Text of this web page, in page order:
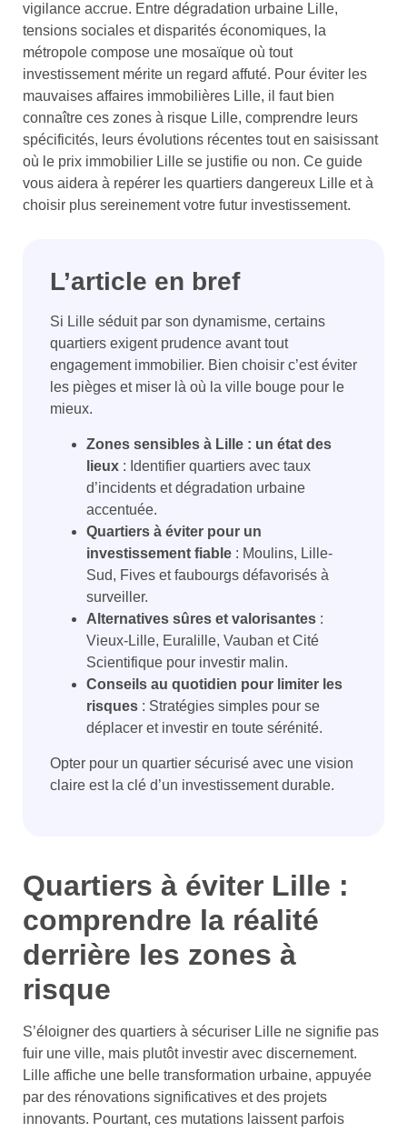
vigilance accrue. Entre dégradation urbaine Lille,
tensions sociales et disparités économiques, la
métropole compose une mosaïque où tout
investissement mérite un regard affuté. Pour éviter les
mauvaises affaires immobilières Lille, il faut bien
connaître ces zones à risque Lille, comprendre leurs
spécificités, leurs évolutions récentes tout en saisissant
où le prix immobilier Lille se justifie ou non. Ce guide
vous aidera à repérer les quartiers dangereux Lille et à
choisir plus sereinement votre futur investissement.
L’article en bref
Si Lille séduit par son dynamisme, certains
quartiers exigent prudence avant tout
engagement immobilier. Bien choisir c’est éviter
les pièges et miser là où la ville bouge pour le
mieux.
Zones sensibles à Lille : un état des
lieux : Identifier quartiers avec taux
d’incidents et dégradation urbaine
accentuée.
Quartiers à éviter pour un
investissement fiable : Moulins, Lille-
Sud, Fives et faubourgs défavorisés à
surveiller.
Alternatives sûres et valorisantes :
Vieux-Lille, Euralille, Vauban et Cité
Scientifique pour investir malin.
Conseils au quotidien pour limiter les
risques : Stratégies simples pour se
déplacer et investir en toute sérénité.
Opter pour un quartier sécurisé avec une vision
claire est la clé d’un investissement durable.
Quartiers à éviter Lille :
comprendre la réalité
derrière les zones à
risque
S’éloigner des quartiers à sécuriser Lille ne signifie pas
fuir une ville, mais plutôt investir avec discernement.
Lille affiche une belle transformation urbaine, appuyée
par des rénovations significatives et des projets
innovants. Pourtant, ces mutations laissent parfois